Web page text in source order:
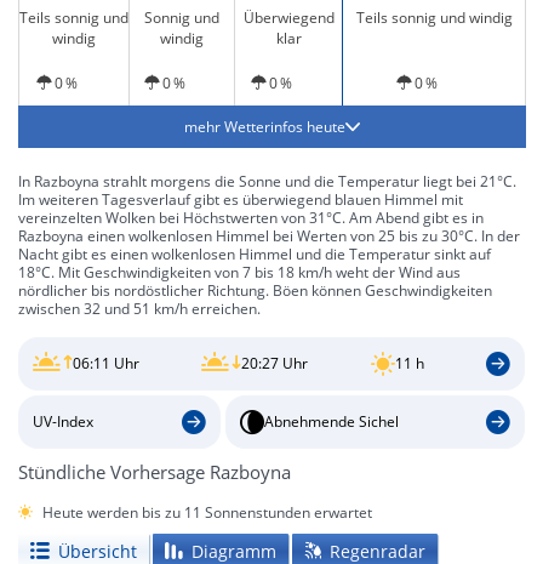
Teils sonnig und
windig
Sonnig und
windig
Überwiegend
klar
Teils sonnig und windig
0 % 0 % 0 % 0 %
mehr Wetterinfos heute
In Razboyna strahlt morgens die Sonne und die Temperatur liegt bei 21°C.
Im weiteren Tagesverlauf gibt es überwiegend blauen Himmel mit
vereinzelten Wolken bei Höchstwerten von 31°C. Am Abend gibt es in
Razboyna einen wolkenlosen Himmel bei Werten von 25 bis zu 30°C. In der
Nacht gibt es einen wolkenlosen Himmel und die Temperatur sinkt auf
18°C. Mit Geschwindigkeiten von 7 bis 18 km/h weht der Wind aus
nördlicher bis nordöstlicher Richtung. Böen können Geschwindigkeiten
zwischen 32 und 51 km/h erreichen.
06:11 Uhr 20:27 Uhr 11 h
UV-Index Abnehmende Sichel
Stündliche Vorhersage Razboyna
Heute werden bis zu 11 Sonnenstunden erwartet
Übersicht Diagramm Regenradar